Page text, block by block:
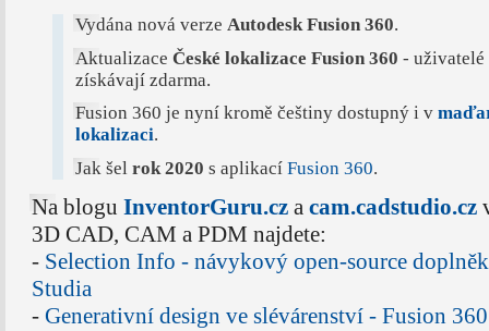
Vydána nová verzeAutodesk Fusion 360.
AktualizaceČeské lokalizace Fusion 360 -
získávají zdarma.
Fusion 360 je nyní kromě češtiny dostupný i v
lokalizaci.
Jak šelrok 2020 s aplikacíFusion 360.
Na blogu InventorGuru.cza cam.cadstudio.cz
3D CAD, CAM a PDM najdete:
- Selection Info - návykový open-source
Studia
- Generativní design ve slévárenství - Fusion 360